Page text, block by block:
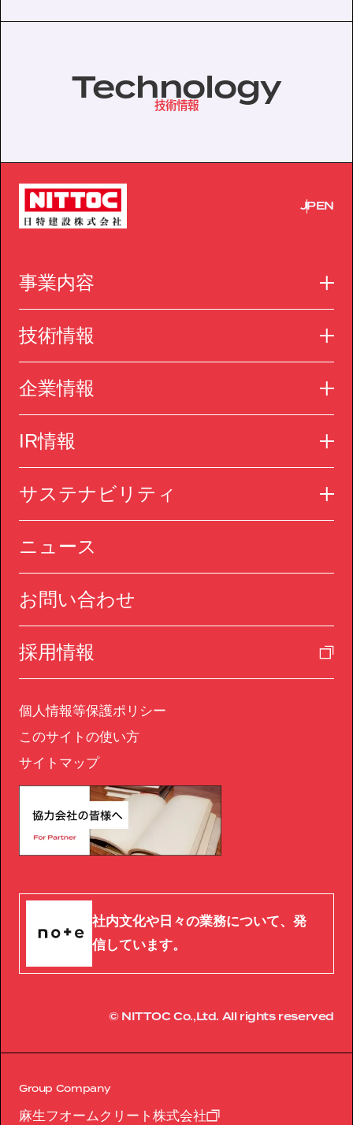
Technology
技術情報
JPEN
事業内容
技術情報
企業情報
IR情報
サステナビリティ
ニュース
お問い合わせ
採用情報
個人情報等保護ポリシー
このサイトの使い方
サイトマップ
社内文化や日々の業務について、発
信しています。
© NITTOC Co.,Ltd. All rights reserved
Group Company
麻生フオームクリート株式会社